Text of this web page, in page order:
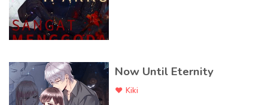
Now Until Eternity
Kiki